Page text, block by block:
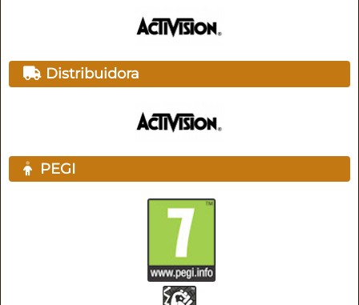
Distribuidora
PEGI